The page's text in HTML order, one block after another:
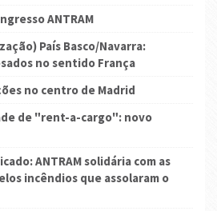
ANTRAM
País Basco/Navarra:
no sentido França
no centro de Madrid
de "rent-a-cargo": novo
ANTRAM solidária com as
incêndios que assolaram o